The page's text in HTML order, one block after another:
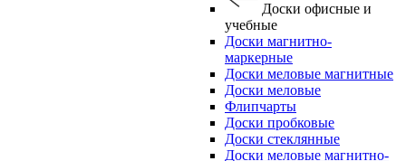
Доски офисные и
учебные
Доски магнитно-
маркерные
Доски меловые магнитные
Доски меловые
Флипчарты
Доски пробковые
Доски стеклянные
Доски меловые магнитно-